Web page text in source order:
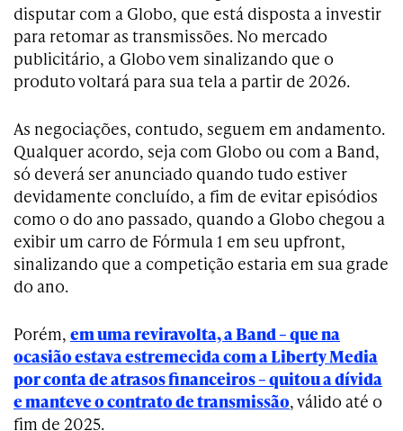
disputar com a Globo, que está disposta a investir
para retomar as transmissões. No mercado
publicitário, a Globo vem sinalizando que o
produto voltará para sua tela a partir de 2026.
As negociações, contudo, seguem em andamento.
Qualquer acordo, seja com Globo ou com a Band,
só deverá ser anunciado quando tudo estiver
devidamente concluído, a fim de evitar episódios
como o do ano passado, quando a Globo chegou a
exibir um carro de Fórmula 1 em seu upfront,
sinalizando que a competição estaria em sua grade
do ano.
Porém, em uma reviravolta, a Band – que na
ocasião estava estremecida com a Liberty Media
por conta de atrasos financeiros – quitou a dívida
e manteve o contrato de transmissão, válido até o
fim de 2025.